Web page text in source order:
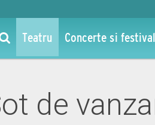
Teatru Concerte si
de